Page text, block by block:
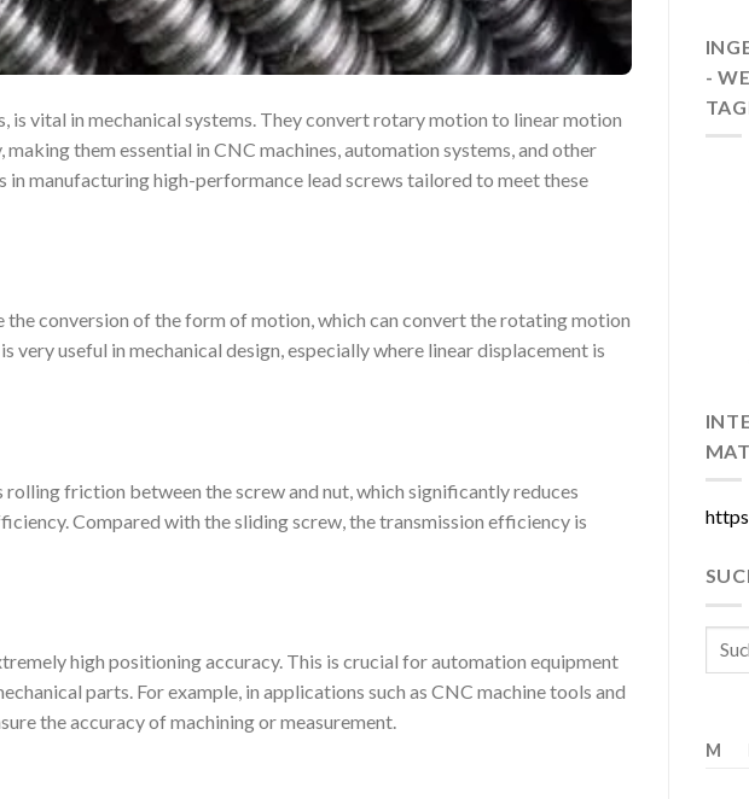
is vital in mechanical systems. They convert rotary motion to linear motion
them essential in CNC machines, automation systems, and other
in manufacturing high-performance lead screws tailored to meet these
the conversion of the form of motion, which can convert the rotating motion
very useful in mechanical design, especially where linear displacement is
friction between the screw and nut, which significantly reduces
Compared with the sliding screw, the transmission efficiency is
high positioning accuracy. This is crucial for automation equipment
parts. For example, in applications such as CNC machine tools and
the accuracy of machining or measurement.
-
M